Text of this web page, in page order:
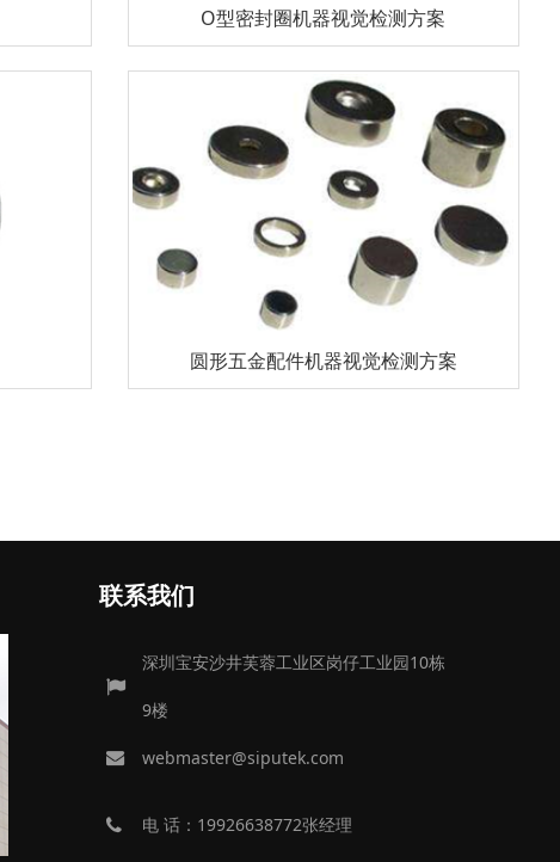
O型密封圈机器视觉检测方案
圆形五金配件机器视觉检测方案
联系我们
深圳宝安沙井芙蓉工业区岗仔工业园10栋
9楼
webmaster@siputek.com
电 话：19926638772张经理